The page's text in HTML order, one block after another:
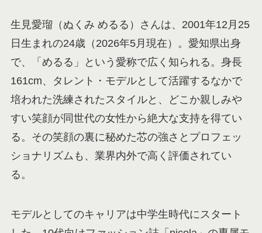
生見愛瑠（ぬくみ めるる）さんは、2001年12月25
日生まれの24歳（2026年5月現在）。愛知県出身
で、「めるる」という愛称で広く知られる。身長
161cm、タレント・モデルとして活躍するなかで
培われた洗練されたスタイルと、どこか親しみや
すい笑顔が同世代の女性から絶大な支持を得てい
る。その笑顔の裏に秘めた芯の強さとプロフェッ
ショナリズムも、業界内外で高く評価されてい
る。
モデルとしてのキャリアは中学生時代にスタート